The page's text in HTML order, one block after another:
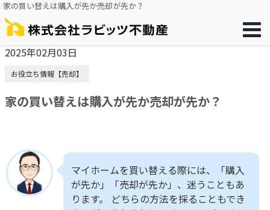
家の買い替えは購入が先か売却が先か？
2025年02月03日
お役立ち情報【売却】
家の買い替えは購入が先か売却が先か？
マイホームを買い替える際には、「購入
が先か」「売却が先か」、迷うこともあ
ります。 どちらの方法を採ることもでき